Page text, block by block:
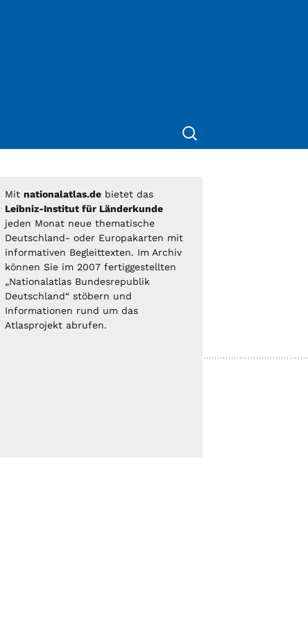
Suche
nach:
Mit nationalatlas.de bietet das
Leibniz-Institut für Länderkunde
jeden Monat neue thematische
Deutschland- oder Europakarten mit
informativen Begleittexten. Im Archiv
können Sie im 2007 fertiggestellten
„Nationalatlas Bundesrepublik
Deutschland“ stöbern und
Informationen rund um das
Atlasprojekt abrufen.